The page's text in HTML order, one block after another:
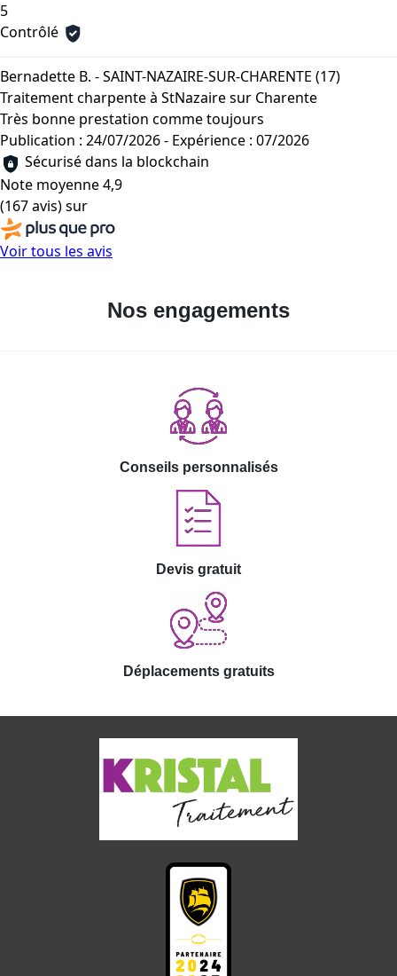
5
Contrôlé
Bernadette B. - SAINT-NAZAIRE-SUR-CHARENTE (17)
Traitement charpente à StNazaire sur Charente
Très bonne prestation comme toujours
Publication : 24/07/2026- Expérience : 07/2026
Sécurisé dans la blockchain
Note moyenne4,9
(167 avis)sur
Voir tous les avis
Nos engagements
Conseils personnalisés
Devis gratuit
Déplacements gratuits